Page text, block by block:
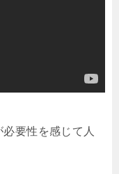
要性を感じて人